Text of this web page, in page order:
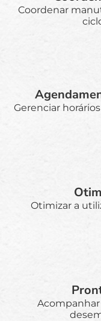
Coordenar
Gerenciar
Otimizar a